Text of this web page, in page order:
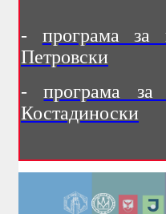
- програма за
Петровски
-програма за
Костадиноски